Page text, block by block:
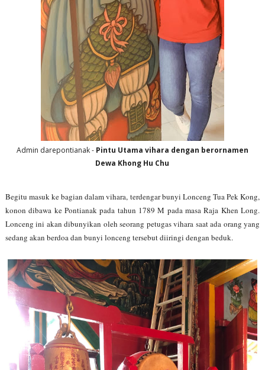
Admin darepontianak - Pintu Utama vihara dengan berornamen
Dewa Khong Hu Chu
Begitu masuk ke bagian dalam vihara, terdengar bunyi Lonceng Tua Pek Kong,
konon dibawa ke Pontianak pada tahun 1789 M pada masa Raja Khen Long.
Lonceng ini akan dibunyikan oleh seorang petugas vihara saat ada orang yang
sedang akan berdoa dan bunyi lonceng tersebut diiringi dengan beduk.